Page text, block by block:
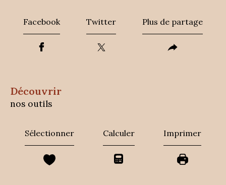
Facebook Twitter Plus de partage
découvrir
nos outils
Sélectionner Calculer Imprimer